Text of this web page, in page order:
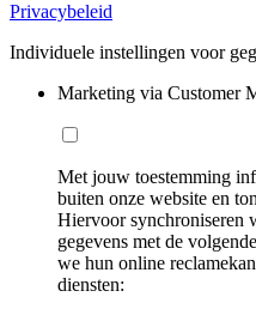
Privacybeleid
Individuele instellingen voor
Marketing via Customer
Met jouw toestemming
buiten onze website en
Hiervoor synchroniseren
gegevens met de
we hun online
diensten: